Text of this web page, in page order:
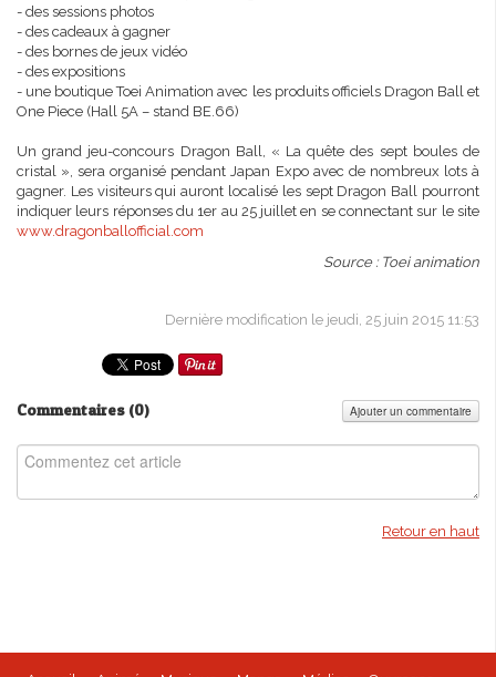
- des sessions photos
- des cadeaux à gagner
- des bornes de jeux vidéo
- des expositions
- une boutique Toei Animation avec les produits officiels Dragon Ball et
One Piece (Hall 5A – stand BE.66)
Un grand jeu-concours Dragon Ball, « La quête des sept boules de
cristal », sera organisé pendant Japan Expo avec de nombreux lots à
gagner. Les visiteurs qui auront localisé les sept Dragon Ball pourront
indiquer leurs réponses du 1er au 25 juillet en se connectant sur le site
www.dragonballofficial.com
Source : Toei animation
Dernière modification le jeudi, 25 juin 2015 11:53
Commentaires (0) Ajouter un commentaire
Retour en haut